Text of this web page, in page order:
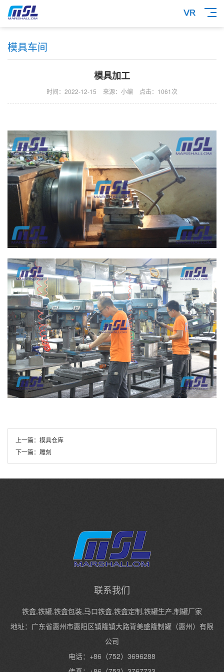
模具车间
模具加工
时间：2022-12-15 来源：小编 点击： 1061次
上一篇： 模具仓库
下一篇： 雕刻
联系我们
铁盒,铁罐,铁盒包装,马口铁盒,铁盒定制,铁罐生产,制罐厂家
地址：广东省惠州市惠阳区镇隆镇大路背美盛隆制罐（惠州）有限
公司
电话：+86（752）3696288